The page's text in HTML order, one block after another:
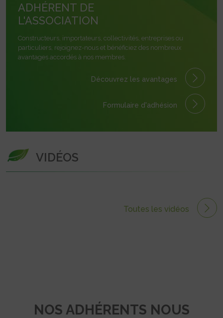
ADHÉRENT DE
L'ASSOCIATION
Constructeurs, importateurs, collectivités, entreprises ou
particuliers, rejoignez-nous et bénéficiez des nombreux
avantages accordés à nos membres.
Découvrez les avantages
Formulaire d'adhésion
VIDÉOS
Toutes les vidéos
NOS ADHÉRENTS NOUS